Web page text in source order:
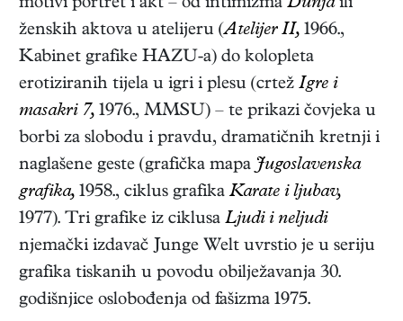
motivi portret i akt – od intimizma Dunjaili
ženskih aktova u atelijeru (Atelijer II, 1966.,
Kabinet grafike HAZU-a) do kolopleta
erotiziranih tijela u igri i plesu (crtež Igre i
masakri 7, 1976., MMSU) – te prikazi čovjeka u
borbi za slobodu i pravdu, dramatičnih kretnji i
naglašene geste (grafička mapa Jugoslavenska
grafika, 1958., ciklus grafika Karate i ljubav,
1977). Tri grafike iz ciklusa Ljudi i neljudi
njemački izdavač Junge Welt uvrstio je u seriju
grafika tiskanih u povodu obilježavanja 30.
godišnjice oslobođenja od fašizma 1975.